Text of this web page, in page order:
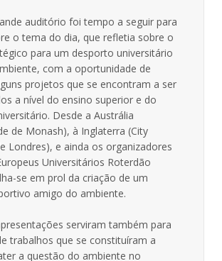
auditório foi tempo a seguir para
o tema do dia, que refletia sobre o
para um desporto universitário
com a oportunidade de
projetos que se encontram a ser
a nível do ensino superior e do
Desde a Austrália
de Monash), à Inglaterra (City
Londres), e ainda os organizadores
Universitários Roterdão
se em prol da criação de um
amigo do ambiente.
serviram também para
trabalhos que se constituíram a
a questão do ambiente no